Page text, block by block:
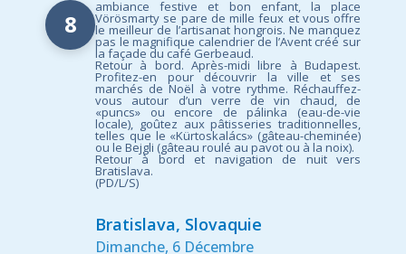
8
ambiance festive et bon enfant, la place
Vörösmarty se pare de mille feux et vous offre
le meilleur de l’artisanat hongrois. Ne manquez
pas le magnifique calendrier de l’Avent créé sur
la façade du café Gerbeaud.
Retour à bord. Après-midi libre à Budapest.
Profitez-en pour découvrir la ville et ses
marchés de Noël à votre rythme. Réchauffez-
vous autour d’un verre de vin chaud, de
«puncs» ou encore de pálinka (eau-de-vie
locale), goûtez aux pâtisseries traditionnelles,
telles que le «Kürtoskalács» (gâteau-cheminée)
ou le Bejgli (gâteau roulé au pavot ou à la noix).
Retour à bord et navigation de nuit vers
Bratislava.
(PD/L/S)
Bratislava, Slovaquie
Dimanche, 6 Décembre